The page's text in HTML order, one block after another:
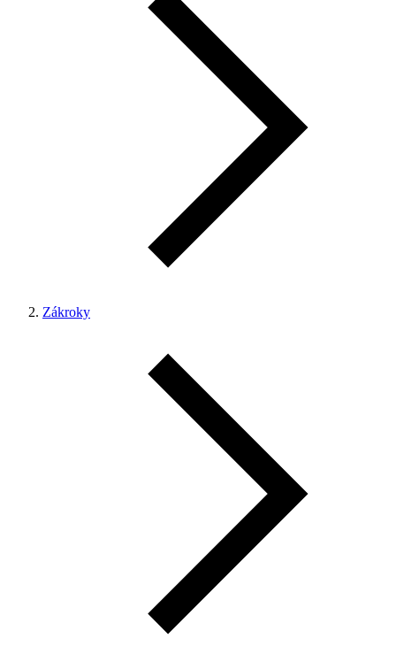
Zákroky